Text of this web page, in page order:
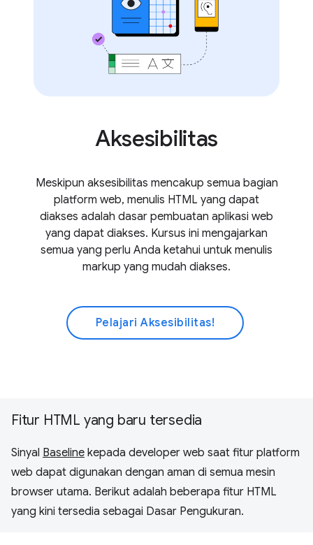
Aksesibilitas
Meskipun aksesibilitas mencakup semua bagian
platform web, menulis HTML yang dapat
diakses adalah dasar pembuatan aplikasi web
yang dapat diakses. Kursus ini mengajarkan
semua yang perlu Anda ketahui untuk menulis
markup yang mudah diakses.
Pelajari Aksesibilitas!
Fitur HTML yang baru tersedia
Sinyal Baseline kepada developer web saat fitur platform
web dapat digunakan dengan aman di semua mesin
browser utama. Berikut adalah beberapa fitur HTML
yang kini tersedia sebagai Dasar Pengukuran.